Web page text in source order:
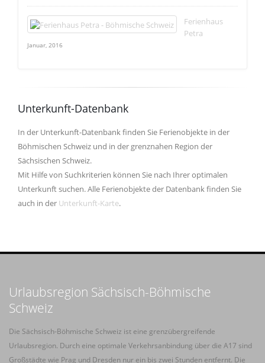
Ferienhaus
Petra
Januar, 2016
Unterkunft-Datenbank
In der Unterkunft-Datenbank finden Sie Ferienobjekte in der
Böhmischen Schweiz und in der grenznahen Region der
Sächsischen Schweiz.
Mit Hilfe von Suchkriterien können Sie nach Ihrer optimalen
Unterkunft suchen. Alle Ferienobjekte der Datenbank finden Sie
auch in der Unterkunft-Karte.
Urlaubsregion Sächsisch-Böhmische
Schweiz
Die Sächsisch-Böhmische Schweiz ist eine grenzübergreifende
Urlaubsregion. Durch eine optimale Verkehrsanbindung über die A17 sind
Großstädte wie Prag und Dresden nur ein bis zwei Stunden entfernt. Die